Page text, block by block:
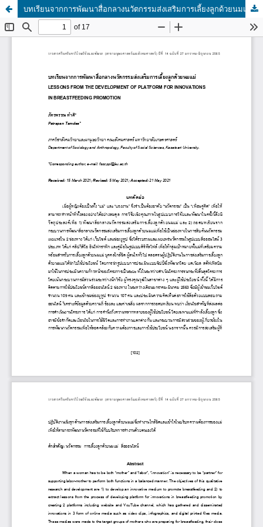
บทเรียนจากการพัฒนาสื่อกลางนวัตกรรมส่งเสริมการเลี้ยงลูกด้วยนมแม่ (LESSONS FROM THE DEVELOPMENT OF PLATFORM FOR INNOVATIONS IN BREASTFEEDING PROMOTION)